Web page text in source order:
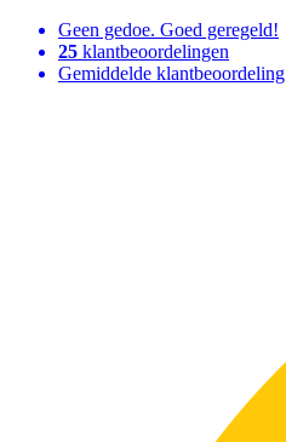
Geen gedoe. Goed geregeld!
25 klantbeoordelingen
Gemiddelde klantbeoordeling